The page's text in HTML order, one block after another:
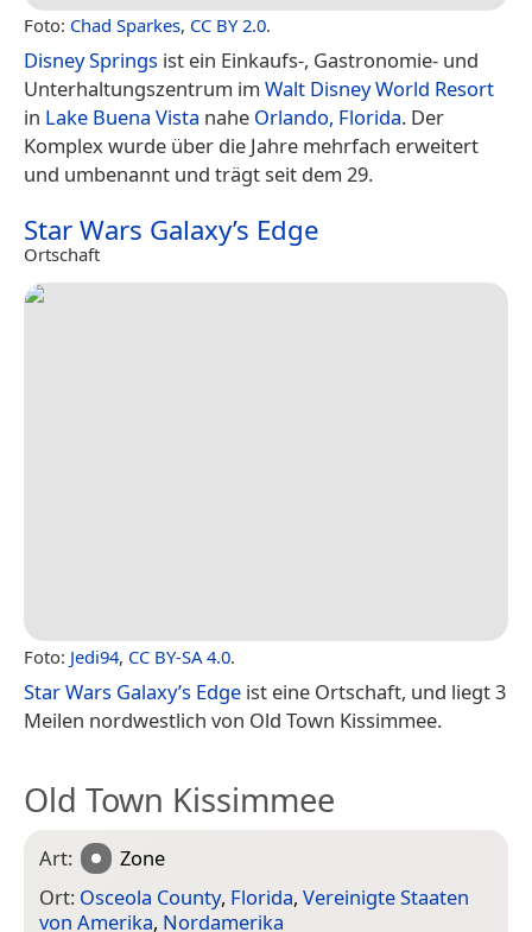
Foto: Chad Sparkes, CC BY 2.0.
Disney Springs ist ein Einkaufs-, Gastronomie- und
Unterhaltungszentrum im Walt Disney World Resort
in Lake Buena Vista nahe Orlando, Florida. Der
Komplex wurde über die Jahre mehrfach erweitert
und umbenannt und trägt seit dem 29.
Star Wars Galaxy’s Edge
Ortschaft
Foto: Jedi94, CC BY-SA 4.0.
Star Wars Galaxy’s Edge ist eine Ortschaft, und liegt 3
Meilen nordwestlich von Old Town Kissimmee.
Old Town Kissimmee
Art:
Zone
Ort: Osceola County, Florida, Vereinigte Staaten
von Amerika, Nordamerika